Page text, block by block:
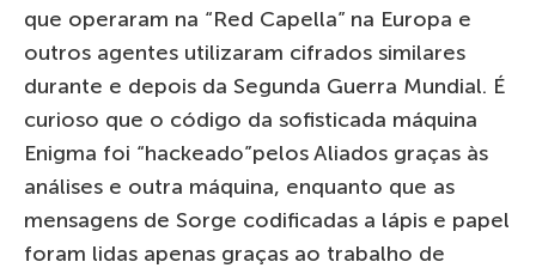
que operaram na “Red Capella” na Europa e
outros agentes utilizaram cifrados similares
durante e depois da Segunda Guerra Mundial. É
curioso que o código da sofisticada máquina
Enigma foi “hackeado”pelos Aliados graças às
análises e outra máquina, enquanto que as
mensagens de Sorge codificadas a lápis e papel
foram lidas apenas graças ao trabalho de